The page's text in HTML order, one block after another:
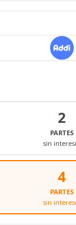
2
PARTES
sin
4
PARTES
sin